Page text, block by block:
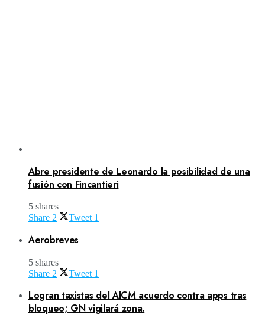
Abre presidente de Leonardo la posibilidad de una
fusión con Fincantieri
5 shares
Share 2 Tweet 1
Aerobreves
5 shares
Share 2 Tweet 1
Logran taxistas del AICM acuerdo contra apps tras
bloqueo; GN vigilará zona.